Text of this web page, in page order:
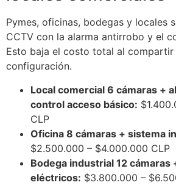
Pymes, oficinas, bodegas y locales
CCTV con la alarma antirrobo y el
Esto baja el costo total al
configuración.
Local comercial 6 cámaras +
control acceso básico:
CLP
Oficina 8 cámaras + sistema
$2.500.000 – $4.000.000 CLP
Bodega industrial 12 cámaras
eléctricos: $3.800.000 –